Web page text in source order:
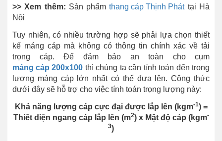
>> Xem thêm: Sản phẩmthang cáp Thịnh Pháttại Hà
Nội
Tuy nhiên, có nhiều trường hợp sẽ phải lựa chọn thiết
kế máng cáp mà không có thông tin chính xác về tải
trọng cáp. Để đảm bảo an toàn cho cụm
máng cáp 200x100 thì chúng ta cần tính toán đến trọng
lượng máng cáp lớn nhất có thể đưa lên. Công thức
dưới đây sẽ hỗ trợ cho việc tính toán trọng lượng này:
Khả năng lượng cáp cực đại được lắp lên (kgm-1) =
Thiết diện ngang cáp lắp lên (m2) x Mật độ cáp (kgm-
3)